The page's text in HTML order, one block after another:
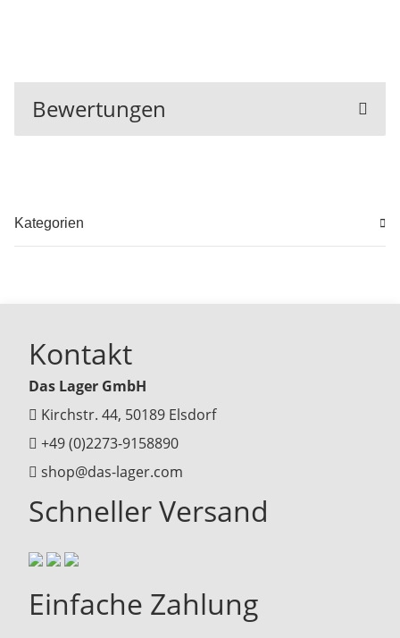
Bewertungen
Kategorien
Kontakt
Das Lager GmbH
Kirchstr. 44, 50189 Elsdorf
+49 (0)2273-9158890
shop@das-lager.com
Schneller Versand
Einfache Zahlung